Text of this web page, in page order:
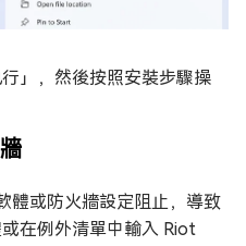
」，然後按照安裝步驟操
體或防火牆設定阻止，導致
在例外清單中輸入 Riot